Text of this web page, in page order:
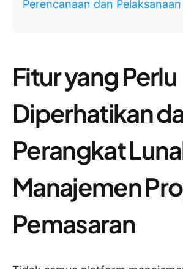
Perencanaan dan Pelaksanaan
Fitur yang Perlu
Diperhatikan
Perangkat
Manajemen
Pemasaran